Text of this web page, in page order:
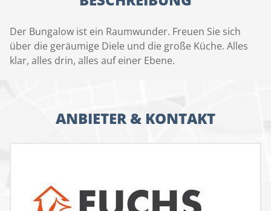
Der Bungalow ist ein Raumwunder. Freuen Sie sich
über die geräumige Diele und die große Küche. Alles
klar, alles drin, alles auf einer Ebene.
ANBIETER & KONTAKT